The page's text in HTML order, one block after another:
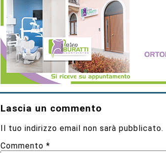
Lascia un commento
Il tuo indirizzo email non sarà pubblicato.
Commento*